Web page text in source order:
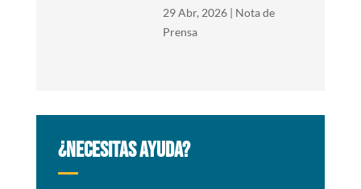
29 Abr, 2026 | Nota de
Prensa
¿NECESITAS AYUDA?